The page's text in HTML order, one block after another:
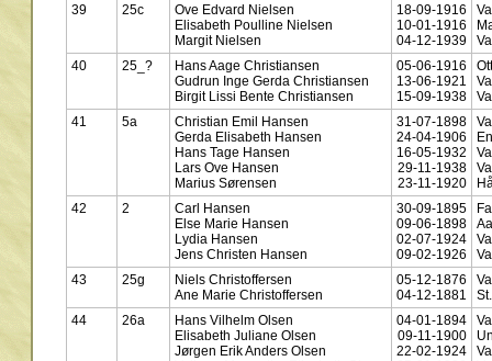
39
25c
Ove Edvard Nielsen
Elisabeth Poulline Nielsen
Margit Nielsen
18-09-1916
10-01-1916
04-12-1939
40
25_?
Hans Aage Christiansen
Gudrun Inge Gerda Christiansen
Birgit Lissi Bente Christiansen
05-06-1916
13-06-1921
15-09-1938
41
5a
Christian Emil Hansen
Gerda Elisabeth Hansen
Hans Tage Hansen
Lars Ove Hansen
Marius Sørensen
31-07-1898
24-04-1906
16-05-1932
29-11-1938
23-11-1920
42
2
Carl Hansen
Else Marie Hansen
Lydia Hansen
Jens Christen Hansen
30-09-1895
09-06-1898
02-07-1924
09-02-1926
43
25g
Niels Christoffersen
Ane Marie Christoffersen
05-12-1876
04-12-1881
44
26a
Hans Vilhelm Olsen
Elisabeth Juliane Olsen
Jørgen Erik Anders Olsen
04-01-1894
09-11-1900
22-02-1924